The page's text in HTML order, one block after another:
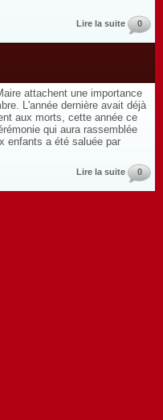
Lire la suite 0
attachent une importance
L'année dernière avait déjà
aux morts, cette année ce
qui aura rassemblée
enfants a été saluée par
Lire la suite 0